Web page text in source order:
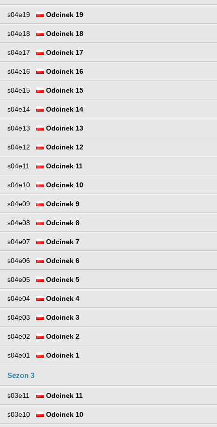
s04e19 Odcinek 19
s04e18 Odcinek 18
s04e17 Odcinek 17
s04e16 Odcinek 16
s04e15 Odcinek 15
s04e14 Odcinek 14
s04e13 Odcinek 13
s04e12 Odcinek 12
s04e11 Odcinek 11
s04e10 Odcinek 10
s04e09 Odcinek 9
s04e08 Odcinek 8
s04e07 Odcinek 7
s04e06 Odcinek 6
s04e05 Odcinek 5
s04e04 Odcinek 4
s04e03 Odcinek 3
s04e02 Odcinek 2
s04e01 Odcinek 1
Sezon 3
s03e11 Odcinek 11
s03e10 Odcinek 10